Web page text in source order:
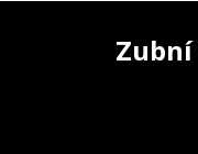
Zubní